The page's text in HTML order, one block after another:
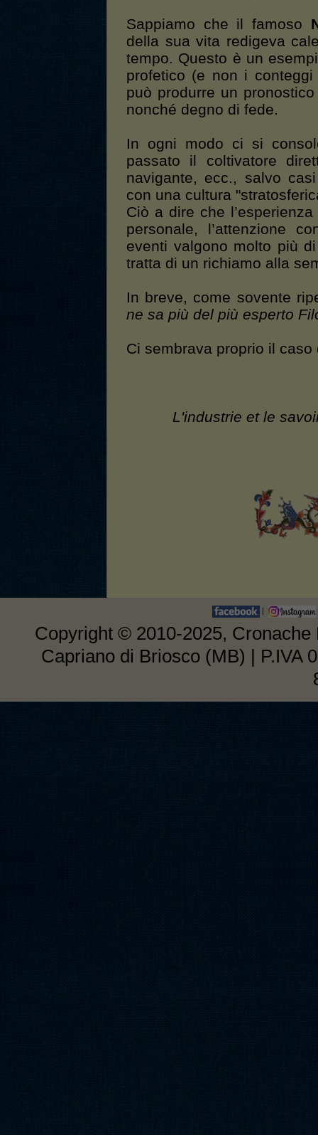
Sappiamo che il famoso
della sua vita redigeva
tempo. Questo è un
profetico (e non i
può produrre un
nonché degno di fede.
In ogni modo ci si
passato il coltivatore
navigante, ecc., salvo
con una cultura
Ciò a dire che
personale, l’attenzione
eventi valgono molto più
tratta di un richiamo alla
In breve, come sovente
ne sa più del più esperto
Ci sembrava proprio il
L'industrie et le
Copyright © 2010-2025,
Capriano di Briosco (MB) | P.IVA